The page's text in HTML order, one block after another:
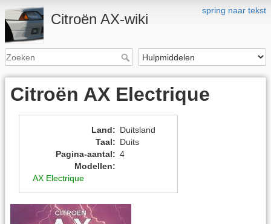
spring naar tekst
Citroën AX-wiki
Citroën AX Electrique
Land: Duitsland
Taal: Duits
Pagina-aantal: 4
Modellen:
AX Electrique